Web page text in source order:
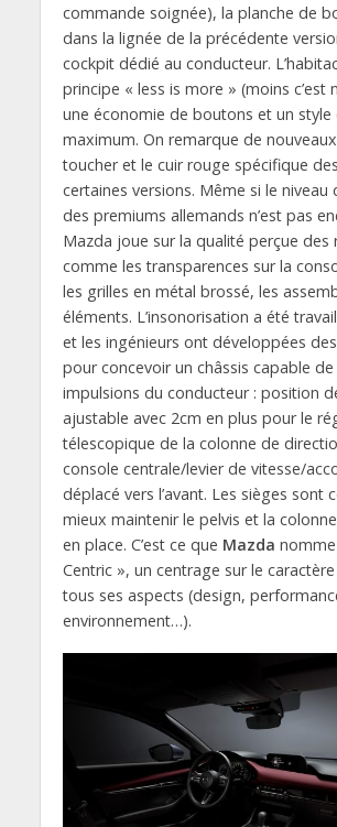
commande soignée), la planche de
dans la lignée de la précédente
cockpit dédié au conducteur.
principe « less is more » (moins c’est
une économie de boutons et un style
maximum. On remarque de
toucher et le cuir rouge spécifique
certaines versions. Même si le niveau
des premiums allemands n’est pas
Mazda joue sur la qualité perçue des
comme les transparences sur la
les grilles en métal brossé, les
éléments. L’insonorisation a été
et les ingénieurs ont développées
pour concevoir un châssis capable
impulsions du conducteur : position
ajustable avec 2cm en plus pour le
télescopique de la colonne de
console centrale/levier de vitesse/
déplacé vers l’avant. Les sièges sont
mieux maintenir le pelvis et la
en place. C’est ce que Mazda
Centric », un centrage sur le
tous ses aspects (design,
environnement…).